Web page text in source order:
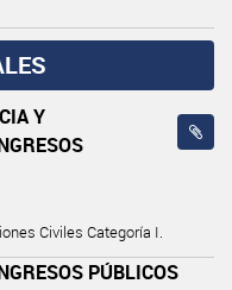
Y
Civiles Categoría I.
PÚBLICOS